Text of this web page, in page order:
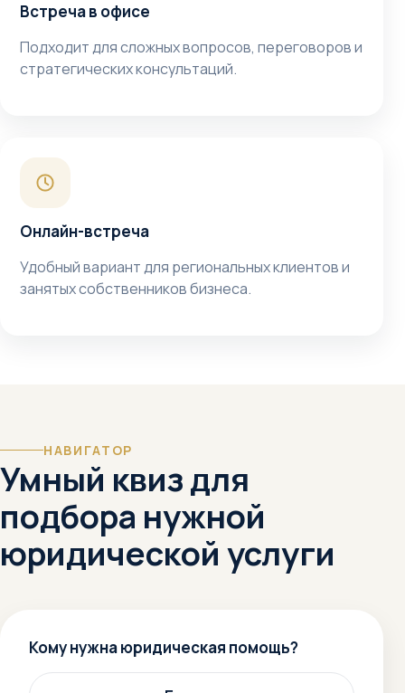
Встреча в офисе
Подходит для сложных вопросов, переговоров и
стратегических консультаций.
Онлайн-встреча
Удобный вариант для региональных клиентов и
занятых собственников бизнеса.
НАВИГАТОР
Умный квиз для
подбора нужной
юридической услуги
Кому нужна юридическая помощь?